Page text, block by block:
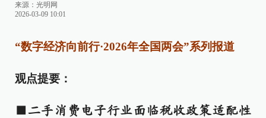
来源： 光明网
2026-03-09 10:01
“数字经济向前行·2026年全国两会”系列报道
观点提要：
■二手消费电子行业面临税收政策适配性